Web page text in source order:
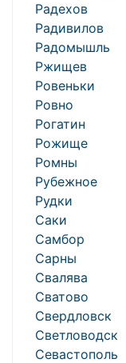
Радехов
Радивилов
Радомышль
Ржищев
Ровеньки
Ровно
Рогатин
Рожище
Ромны
Рубежное
Рудки
Саки
Самбор
Сарны
Свалява
Сватово
Свердловск
Светловодск
Севастополь